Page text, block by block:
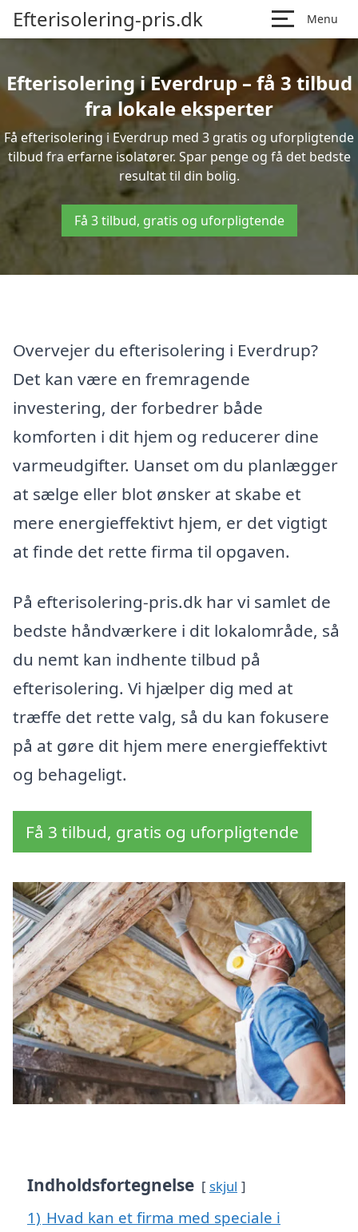
Efterisolering-pris.dk Menu
Efterisolering i Everdrup – få 3 tilbud
fra lokale eksperter
Få efterisolering i Everdrup med 3 gratis og uforpligtende
tilbud fra erfarne isolatører. Spar penge og få det bedste
resultat til din bolig.
Få 3 tilbud, gratis og uforpligtende
Overvejer du efterisolering i Everdrup?
Det kan være en fremragende
investering, der forbedrer både
komforten i dit hjem og reducerer dine
varmeudgifter. Uanset om du planlægger
at sælge eller blot ønsker at skabe et
mere energieffektivt hjem, er det vigtigt
at finde det rette firma til opgaven.
På efterisolering-pris.dk har vi samlet de
bedste håndværkere i dit lokalområde, så
du nemt kan indhente tilbud på
efterisolering. Vi hjælper dig med at
træffe det rette valg, så du kan fokusere
på at gøre dit hjem mere energieffektivt
og behageligt.
Få 3 tilbud, gratis og uforpligtende
Indholdsfortegnelse skjul
1) Hvad kan et firma med speciale i